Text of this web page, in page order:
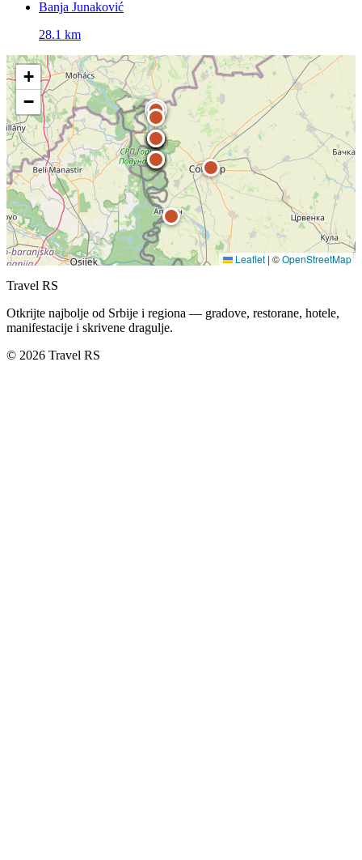
Banja Junaković
28.1 km
+
−
Leaflet | ©OpenStreetMap
Travel RS
Otkrijte najbolje od Srbije i regiona — gradove, restorane, hotele,
manifestacije i skrivene dragulje.
© 2026 Travel RS